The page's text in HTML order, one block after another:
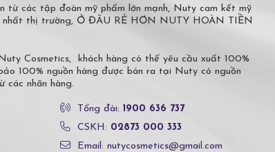
từ các tập đoàn mỹ phẩm lớn mạnh, Nuty cam kết mỹ
nhất thị trường, Ở ĐÂU RẺ HƠN NUTY HOÀN TIỀN
Cosmetics, khách hàng có thể yêu cầu xuất 100%
100% nguồn hàng được bán ra tại Nuty có nguồn
các nhãn hàng.
Tổng đài: 1900 636 737
CSKH: 02873 000 333
Email: nutycosmetics@gmail.com